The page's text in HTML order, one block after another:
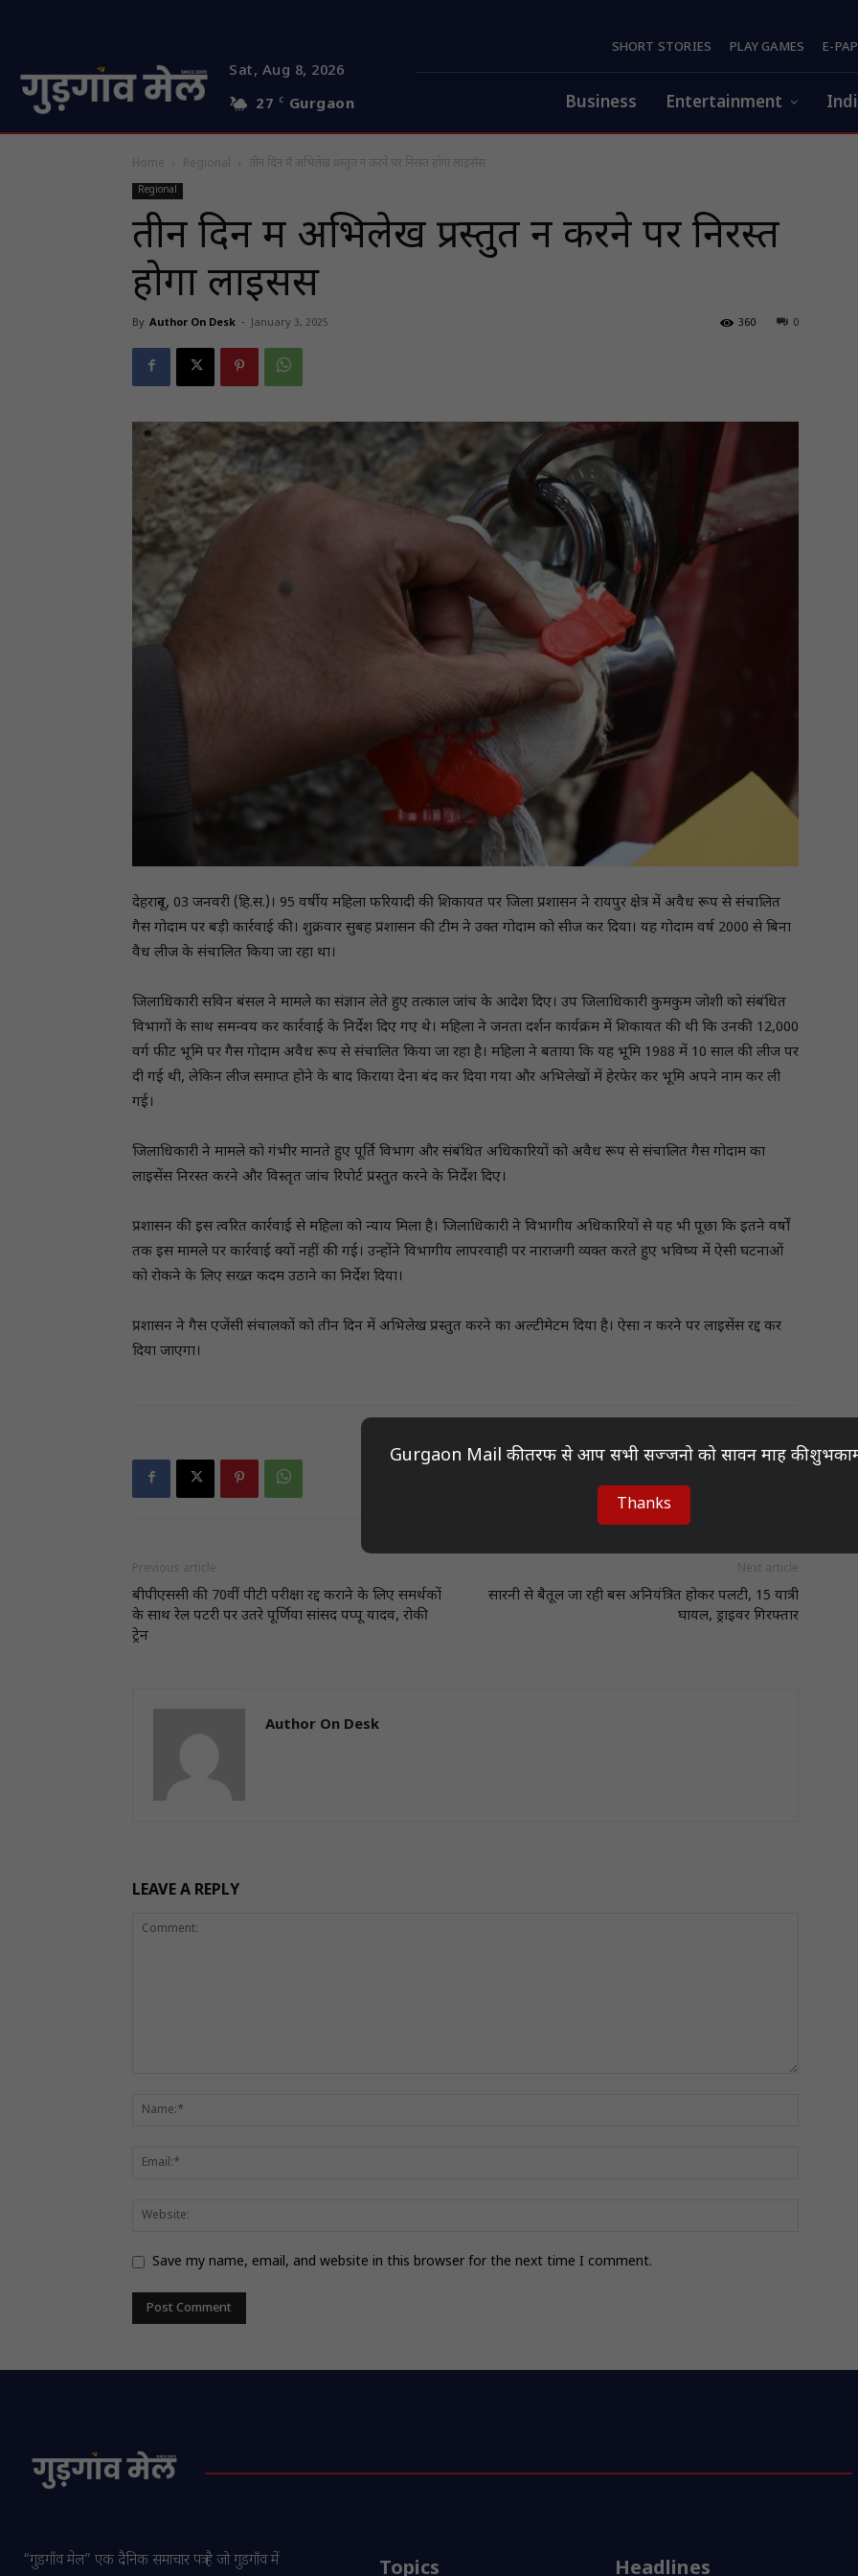
Sat, Aug 8, 2026
27
C Gurgaon
SHORT STORIES PLAY GAMES E-
Business Entertainment
Home Regional तीन दिन में अभिलेख प्रस्तुत न करने पर निरस्त होगा लाइसेंस
Regional
तीन दिन में अभिलेख प्रस्तुत न करने पर निरस्त
होगा लाइसेंस
By Author On Desk - January 3, 2025 0
360
देहरादून, 03 जनवरी (हि.स.)। 95 वर्षीय महिला फरियादी की शिकायत पर जिला प्रशासन ने रायपुर क्षेत्र में अवैध रूप से संचालित
गैस गोदाम पर बड़ी कार्रवाई की। शुक्रवार सुबह प्रशासन की टीम ने उक्त गोदाम को सीज कर दिया। यह गोदाम वर्ष 2000 से बिना
वैध लीज के संचालित किया जा रहा था।
जिलाधिकारी सविन बंसल ने मामले का संज्ञान लेते हुए तत्काल जांच के आदेश दिए। उप जिलाधिकारी कुमकुम जोशी को संबंधित
विभागों के साथ समन्वय कर कार्रवाई के निर्देश दिए गए थे। महिला ने जनता दर्शन कार्यक्रम में शिकायत की थी कि उनकी 12,000
वर्ग फीट भूमि पर गैस गोदाम अवैध रूप से संचालित किया जा रहा है। महिला ने बताया कि यह भूमि 1988 में 10 साल की लीज पर
दी गई थी, लेकिन लीज समाप्त होने के बाद किराया देना बंद कर दिया गया और अभिलेखों में हेरफेर कर भूमि अपने नाम कर ली
गई।
जिलाधिकारी ने मामले को गंभीर मानते हुए पूर्ति विभाग और संबंधित अधिकारियों को अवैध रूप से संचालित गैस गोदाम का
लाइसेंस निरस्त करने और विस्तृत जांच रिपोर्ट प्रस्तुत करने के निर्देश दिए।
प्रशासन की इस त्वरित कार्रवाई से महिला को न्याय मिला है। जिलाधिकारी ने विभागीय अधिकारियों से यह भी पूछा कि इतने वर्षों
तक इस मामले पर कार्रवाई क्यों नहीं की गई। उन्होंने विभागीय लापरवाही पर नाराजगी व्यक्त करते हुए भविष्य में ऐसी घटनाओं
को रोकने के लिए सख्त कदम उठाने का निर्देश दिया।
प्रशासन ने गैस एजेंसी संचालकों को तीन दिन में अभिलेख प्रस्तुत करने का अल्टीमेटम दिया है। ऐसा न करने पर लाइसेंस रद्द कर
दिया जाएगा।
Previous article
बीपीएससी की 70वीं पीटी परीक्षा रद्द कराने के लिए समर्थकों
के साथ रेल पटरी पर उतरे पूर्णिया सांसद पप्पू यादव, रोकी
ट्रेन
Next article
सारनी से बैतूल जा रही बस अनियंत्रित होकर पलटी, 15 यात्री
घायल, ड्राइवर गिरफ्तार
Author On Desk
LEAVE A REPLY
Save my name, email, and website in this browser for the next time I comment.
“गुडगाँव मेल” एक दैनिक समाचार पत्र है जो गुडगाँव में Topics Headlines
Gurgaon Mail की तरफ से आप सभी सज्जनो को सावन माह की
Thanks